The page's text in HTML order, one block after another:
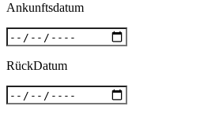
Ankunftsdatum
RückDatum